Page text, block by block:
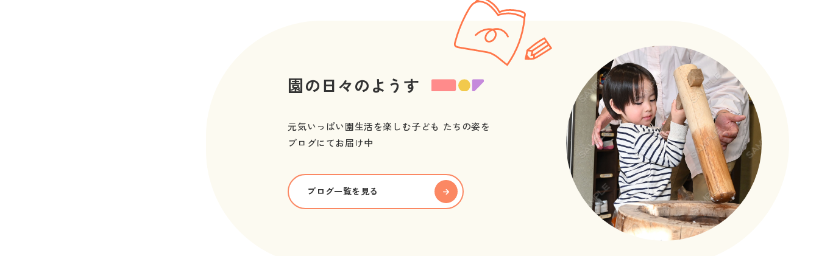
園の日々のようす
元気いっぱい園生活を楽しむ子ども たちの姿を
ブログにてお届け中
ブログ一覧を見る